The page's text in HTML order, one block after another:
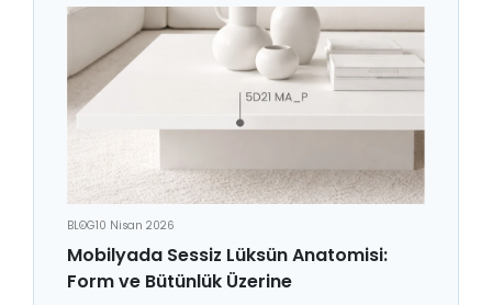
BLOG10 Nisan 2026
Mobilyada Sessiz Lüksün Anatomisi:
Form ve Bütünlük Üzerine